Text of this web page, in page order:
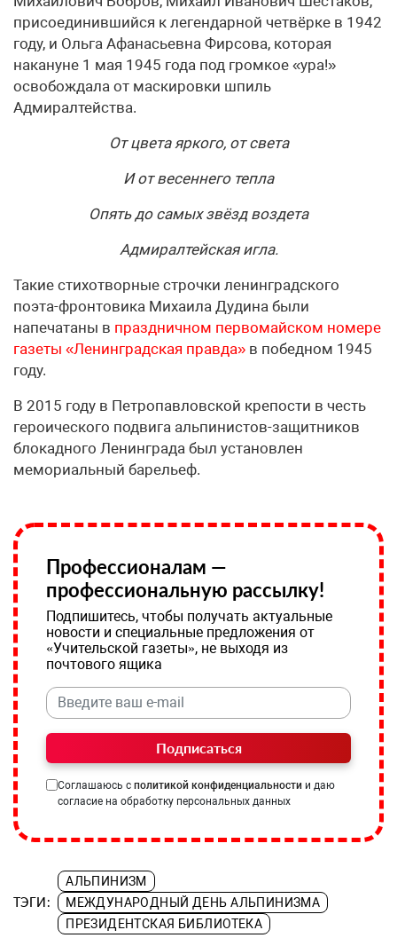
присоединившийся к легендарной четвёрке в 1942
году, и Ольга Афанасьевна Фирсова, которая
накануне 1 мая 1945 года под громкое «ура!»
освобождала от маскировки шпиль
Адмиралтейства.
От цвета яркого, от света
И от весеннего тепла
Опять до самых звёзд воздета
Адмиралтейская игла.
Такие стихотворные строчки ленинградского
поэта-фронтовика Михаила Дудина были
напечатаны в праздничном первомайском номере
газеты «Ленинградская правда» в победном 1945
году.
В 2015 году в Петропавловской крепости в честь
героического подвига альпинистов-защитников
блокадного Ленинграда был установлен
мемориальный барельеф.
Профессионалам —
профессиональную рассылку!
Подпишитесь, чтобы получать актуальные
новости и специальные предложения от
«Учительской газеты», не выходя из
почтового ящика
Подписаться
Соглашаюсь с политикой конфиденциальности и даю
согласие на обработку персональных данных
ТЭГИ:
АЛЬПИНИЗМ
МЕЖДУНАРОДНЫЙ ДЕНЬ АЛЬПИНИЗМА
ПРЕЗИДЕНТСКАЯ БИБЛИОТЕКА